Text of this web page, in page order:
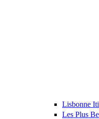
Lisbonne
Les Plus